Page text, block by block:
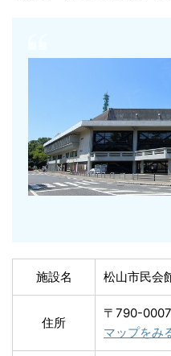
施設名 松山市民会
住所
〒790-
マップをみ